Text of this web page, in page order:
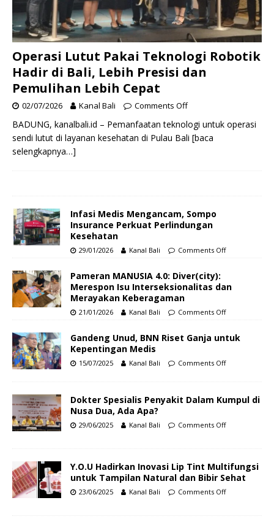
Operasi Lutut Pakai Teknologi Robotik
Hadir di Bali, Lebih Presisi dan
Pemulihan Lebih Cepat
02/07/2026 Kanal Bali Comments Off
BADUNG, kanalbali.id – Pemanfaatan teknologi untuk operasi
sendi lutut di layanan kesehatan di Pulau Bali [baca
selengkapnya…]
Infasi Medis Mengancam, Sompo
Insurance Perkuat Perlindungan
Kesehatan
29/01/2026 Kanal Bali Comments Off
Pameran MANUSIA 4.0: Diver(city):
Merespon Isu Interseksionalitas dan
Merayakan Keberagaman
21/01/2026 Kanal Bali Comments Off
Gandeng Unud, BNN Riset Ganja untuk
Kepentingan Medis
15/07/2025 Kanal Bali Comments Off
Dokter Spesialis Penyakit Dalam Kumpul di
Nusa Dua, Ada Apa?
29/06/2025 Kanal Bali Comments Off
Y.O.U Hadirkan Inovasi Lip Tint Multifungsi
untuk Tampilan Natural dan Bibir Sehat
23/06/2025 Kanal Bali Comments Off